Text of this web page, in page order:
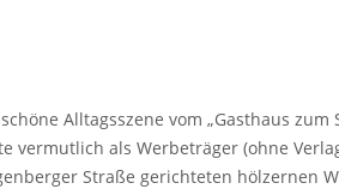
Alltagsszene vom „Gasthaus
vermutlich als Werbeträger (ohne
Straße gerichteten hölzernen